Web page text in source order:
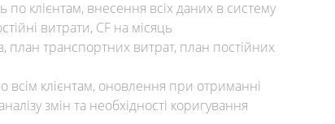
клієнтам, внесення всіх даних в систему
витрати, CF на місяць
транспортних витрат, план постійних
всім клієнтам, оновлення при отриманні
змін та необхідності коригування